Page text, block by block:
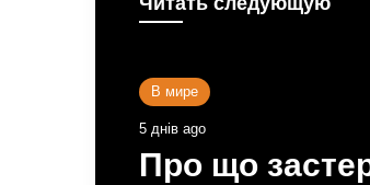
В мире
5 днів ago
Про що